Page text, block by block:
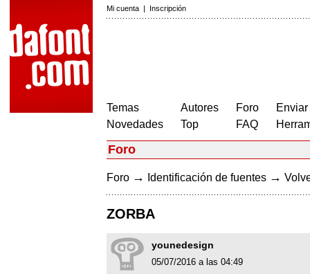
Mi cuenta | Inscripción
Temas
Novedades
Autores
Top
Foro
FAQ
Foro
Foro → Identificación de fuentes →
ZORBA
younedesign
05/07/2016 a las 04:49